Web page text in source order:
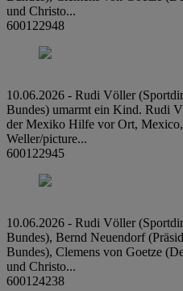
und Christo...
600122948
10.06.2026 - Rudi Völler
Bundes) umarmt ein Kind. Rudi
der Mexiko Hilfe vor Ort,
Weller/picture...
600122945
10.06.2026 - Rudi Völler
Bundes), Bernd Neuendorf
Bundes), Clemens von Goetze
und Christo...
600124238